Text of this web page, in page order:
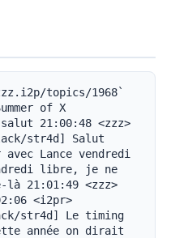
topics/1968`
of X
21:00:48 <zzz>
str4d] Salut
Lance vendredi
libre, je ne
là 21:01:49 <zzz>
<i2pr>
str4d] Le timing
année on dirait